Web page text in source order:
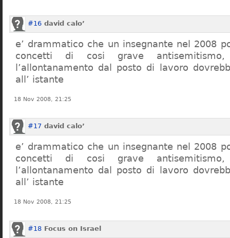
#16 david calo’
e’ drammatico che un insegnante nel 2008
concetti di cosi grave
l’allontanamento dal posto di lavoro
all’ istante
18 Nov 2008, 21:25
#17 david calo’
e’ drammatico che un insegnante nel 2008
concetti di cosi grave
l’allontanamento dal posto di lavoro
all’ istante
18 Nov 2008, 21:25
#18 Focus on Israel